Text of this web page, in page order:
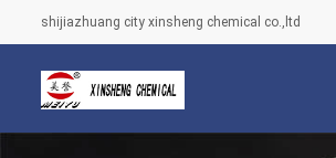
shijiazhuang city xinsheng chemical co.,ltd